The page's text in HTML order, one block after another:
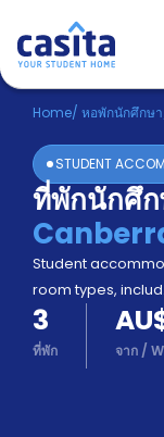
Home TH
เข้าสู่
ระบบ
Booking
Accommodation
About
Blog
Refer
And
Become
Home/ หอพักนักศึกษา
STUDENT
ที่พักนักศึ
Student
room types, includ
3
ที่พัก จาก/